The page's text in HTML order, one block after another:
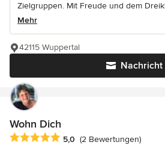
Zielgruppen. Mit Freude und dem
Mehr
Nachricht
42115 Wuppertal
Wohn Dich
Durchschnittliche Bewertung: 5 von 5
5,0 (2 Bewertungen)